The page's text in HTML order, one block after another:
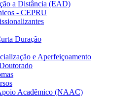
a Distância (EAD)
- CEPRU
Duração
e Aperfeiçoamento
Acadêmico (NAAC)